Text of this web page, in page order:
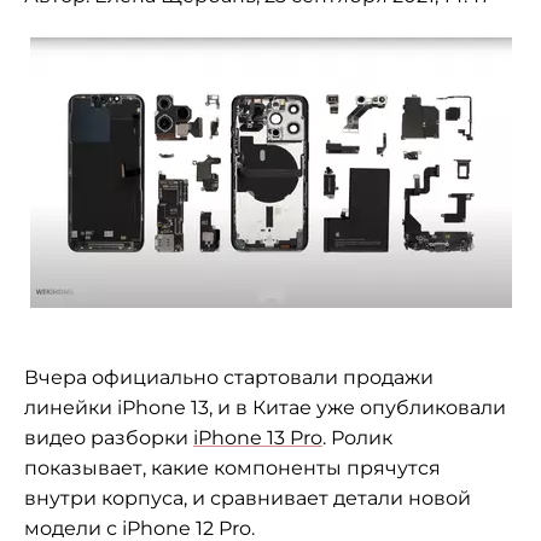
Вчера официально стартовали продажи
линейки iPhone 13, и в Китае уже опубликовали
видео разборки iPhone 13 Pro. Ролик
показывает, какие компоненты прячутся
внутри корпуса, и сравнивает детали новой
модели с iPhone 12 Pro.